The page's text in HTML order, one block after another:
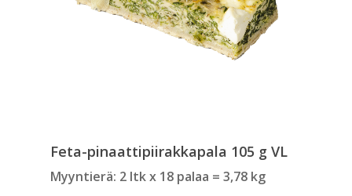
Feta-pinaattipiirakkapala 105 g VL
Myyntierä: 2 ltk x 18 palaa = 3,78 kg